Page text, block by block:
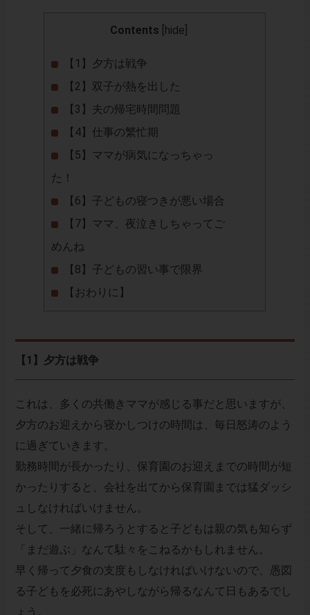
Contents hide
【1】夕方は戦争
【2】双子が熱を出した
【3】夫の帰宅時間問題
【4】仕事の繁忙期
【5】ママが病気になっちゃっ
た！
【6】子どもの寝つきが悪い場合
【7】ママ、夜泣きしちゃってご
めんね
【8】子どもの習い事で限界
【おわりに】
【1】夕方は戦争
これは、多くの共働きママが感じる事だと思いますが、
夕方のお迎えから寝かしつけの時間は、毎日怒涛のよう
に過ぎていきます。
勤務時間が長かったり、保育園のお迎えまでの時間が短
かったりすると、会社を出てから保育園までは猛ダッシ
ュしなければいけません。
そして、一緒に帰ろうとすると子どもは親の気も知らず
「まだ遊ぶ」なんて駄々をこねるかもしれません。
早く帰って夕食の支度もしなければいけないので、愚図
る子どもを必死にあやしながら帰るなんて日もあるでし
ょう。